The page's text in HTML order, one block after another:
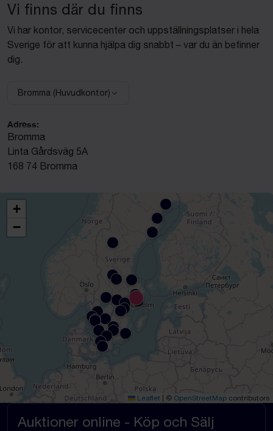
Vi finns där du finns
Vi har kontor, servicecenter och uppställningsplatser i hela
Sverige för att kunna hjälpa dig snabbt – var du än befinner
dig.
Välj anläggning:
Bromma (Huvudkontor)
Adress:
Bromma
Linta Gårdsväg 5A
168 74 Bromma
+
−
Leaflet © OpenStreetMap contributors
Auktioner online - Köp och Sälj